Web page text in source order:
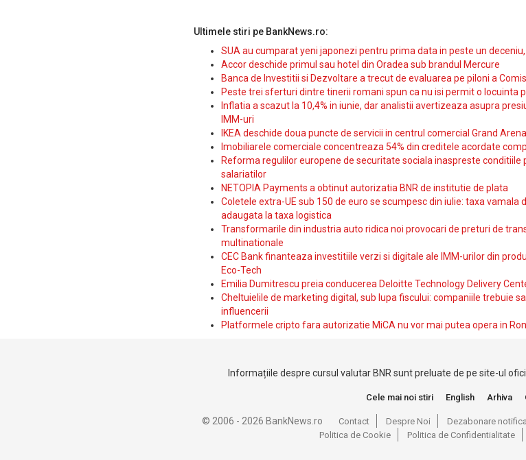
Ultimele stiri pe BankNews.ro:
SUA au cumparat yeni japonezi pentru prima data in peste un
Accor deschide primul sau hotel din Oradea sub brandul Mercure
Banca de Investitii si Dezvoltare a trecut de evaluarea pe piloni a
Peste trei sferturi dintre tinerii romani spun ca nu isi permit o locuinta
Inflatia a scazut la 10,4% in iunie, dar analistii avertizeaza asupra
IMM-uri
IKEA deschide doua puncte de servicii in centrul comercial Grand
Imobiliarele comerciale concentreaza 54% din creditele acordate
Reforma regulilor europene de securitate sociala inaspreste conditiile
salariatilor
NETOPIA Payments a obtinut autorizatia BNR de institutie de plata
Coletele extra-UE sub 150 de euro se scumpesc din iulie: taxa vamala
adaugata la taxa logistica
Transformarile din industria auto ridica noi provocari de preturi de
multinationale
CEC Bank finanteaza investitiile verzi si digitale ale IMM-urilor din
Eco-Tech
Emilia Dumitrescu preia conducerea Deloitte Technology Delivery
Cheltuielile de marketing digital, sub lupa fiscului: companiile trebuie
influencerii
Platformele cripto fara autorizatie MiCA nu vor mai putea opera in
Informațiile despre cursul valutar BNR sunt preluate de pe site-ul
Cele mai noi stiri English Arhiva
© 2006 - 2026 BankNews.ro Contact Despre Noi Dezabonare
Politica de Cookie
Politica de Confidentialitate